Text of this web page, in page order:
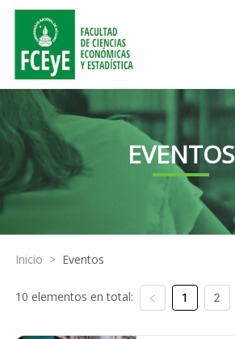
EVENTOS
Inicio > Eventos
10 elementos en total: 1 2